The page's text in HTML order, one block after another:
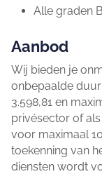
Alle graden
Aanbod
Wij bieden je
onbepaalde
3.598,81 en
privésector of
voor maximaal
toekenning van
diensten wordt